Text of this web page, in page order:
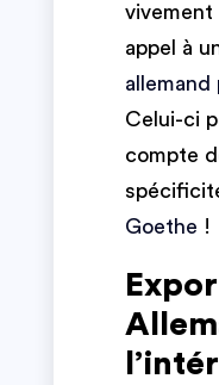
vivement
appel à
allemand
Celui-ci
compte
Goethe !